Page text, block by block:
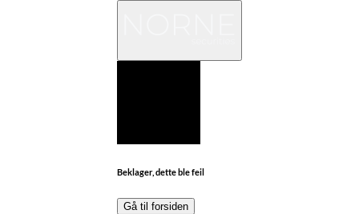
Beklager, dette ble feil
Gå til forsiden